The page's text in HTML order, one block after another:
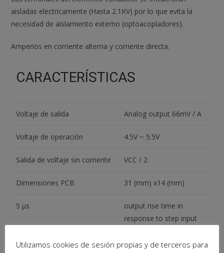
aisladas electricamente (Hasta 2.1KV) por lo que evita la
necesidad de aislamiento externo (optoacopladores).
Amperios en corriente alterna y corriente directa.
CARACTERÍSTICAS
Voltaje de salida Analog output 66mV / A
Voltaje de operación 4.5V ~ 5.5V
Salida de voltaje sin corriente VCC / 2
Dimensiones PCB 31 (mm) x14 (mm)
5 µs
output rise time in
response to step input
Utilizamos cookies de sesión propias y de terceros para